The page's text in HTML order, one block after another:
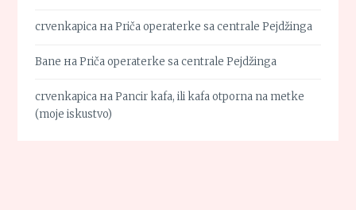
crvenkapica наPriča operaterke sa centrale Pejdžinga
Bane наPriča operaterke sa centrale Pejdžinga
crvenkapica наPancir kafa, ili kafa otporna na metke
(moje iskustvo)